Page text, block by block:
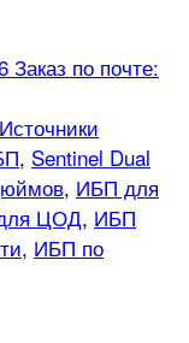
Заказ по почте:
Источники
, Sentinel Dual
, ИБП для
ЦОД, ИБП
, ИБП по